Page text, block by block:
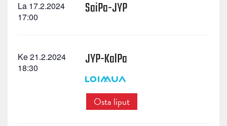
La 17.2.2024
17:00
SaiPa-JYP
Ke 21.2.2024
18:30
JYP-KalPa
Osta liput